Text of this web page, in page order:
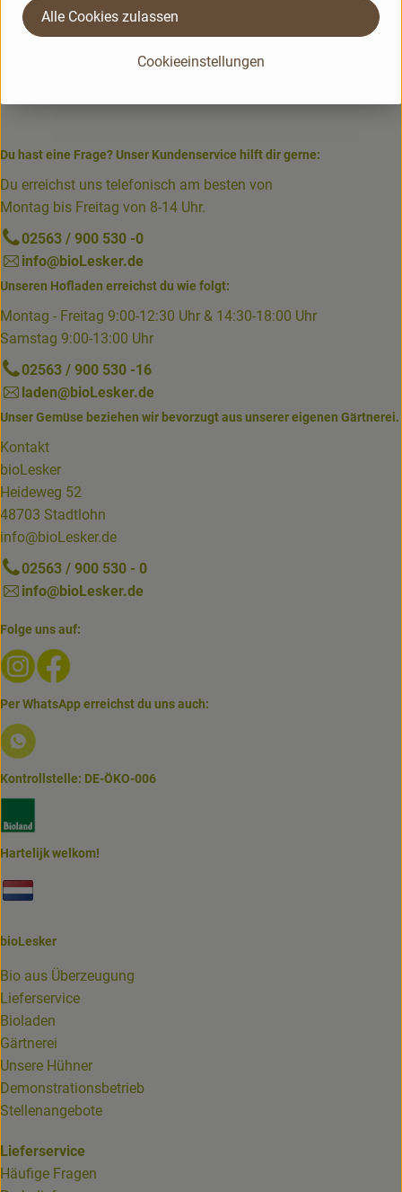
Du hast eine Frage? Unser Kundenservice hilft dir gerne:
Du erreichst uns telefonisch am besten von
Montag bis Freitag von 8-14 Uhr.
02563 / 900 530 -0
info@bioLesker.de
Unseren Hofladen erreichst du wie folgt:
Montag - Freitag 9:00-12:30 Uhr & 14:30-18:00 Uhr
Samstag 9:00-13:00 Uhr
02563 / 900 530 -16
laden@bioLesker.de
Unser Gemüse beziehen wir bevorzugt aus unserer eigenen Gärtnerei.
Kontakt
bioLesker
Heideweg 52
48703 Stadtlohn
info@bioLesker.de
02563 / 900 530 - 0
info@bioLesker.de
Folge uns auf:
Externer Link zu https://www.instagram.com/biolesker/
Per WhatsApp erreichst du uns auch:
Externer Link zu https://www.biolesker.de/lieferservice/
Kontrollstelle: DE-ÖKO-006
Hartelijk welkom!
bioLesker
Bio aus Überzeugung
Lieferservice
Bioladen
Gärtnerei
Unsere Hühner
Demonstrationsbetrieb
Stellenangebote
Lieferservice
Häufige Fragen
Cookieeinstellungen
Alle Cookies zulassen